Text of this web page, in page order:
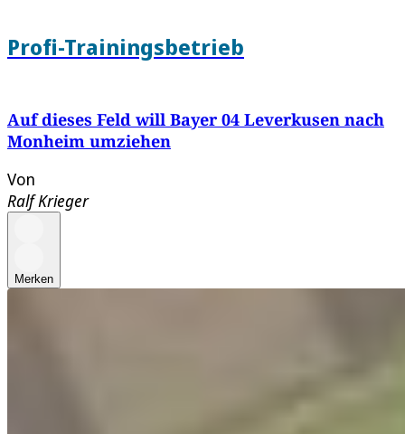
Profi-Trainingsbetrieb
Auf dieses Feld will Bayer 04 Leverkusen nach
Monheim umziehen
Von
Ralf Krieger
Merken